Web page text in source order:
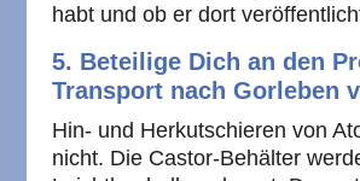
habt und ob er dort
5. Beteilige Dich an den
Transport nach Gorleben
Hin- und Herkutschieren von
nicht. Die Castor-Behälter